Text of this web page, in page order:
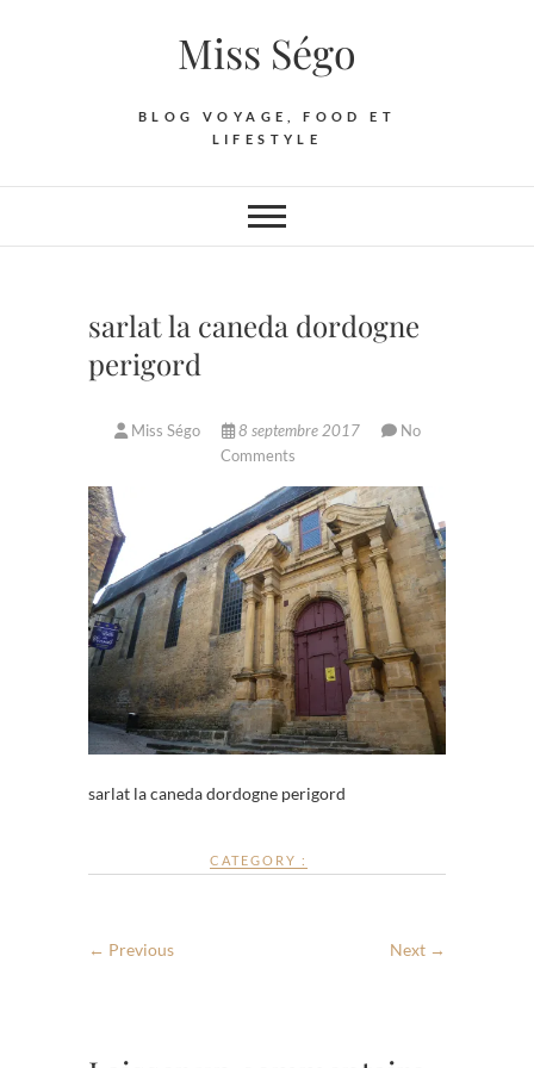
Miss Ségo
BLOG VOYAGE, FOOD ET
LIFESTYLE
sarlat la caneda dordogne
perigord
Miss Ségo 8 septembre 2017
No
Comments
sarlat la caneda dordogne perigord
CATEGORY :
← Previous Next →